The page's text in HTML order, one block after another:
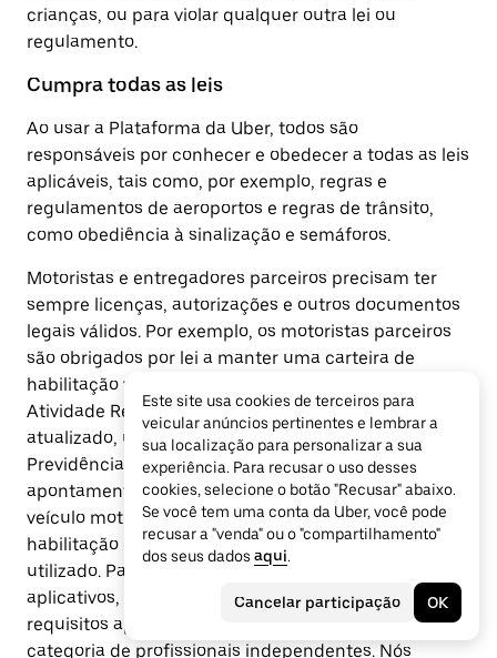
crianças, ou para violar qualquer outra lei ou
regulamento.
Cumpra todas as leis
Ao usar a Plataforma da Uber, todos são
responsáveis por conhecer e obedecer a todas as leis
aplicáveis, tais como, por exemplo, regras e
regulamentos de aeroportos e regras de trânsito,
como obediência à sinalização e semáforos.
Motoristas e entregadores parceiros precisam ter
sempre licenças, autorizações e outros documentos
legais válidos. Por exemplo, os motoristas parceiros
são obrigados por lei a manter uma carteira de
habilitação válida com a observação “Exerce
Atividade Remunerada - EAR”, o registro do veículo
atualizado, uma inscrição no Instituto Nacional de
Previdência Social (INSS) e passar nas checagens de
apontamentos criminais da Uber. Para dirigir um
veículo motorizado, é obrigatório portar a carteira de
habilitação correspondente ao tipo de veículo
utilizado. Para realizar viagens intermediadas por
aplicativos, também é necessário cumprir os
requisitos aplicáveis aos motoristas parceiros dessa
categoria de profissionais independentes. Nós
Este site usa cookies de terceiros para
veicular anúncios pertinentes e lembrar a
sua localização para personalizar a sua
experiência. Para recusar o uso desses
cookies, selecione o botão "Recusar" abaixo.
Se você tem uma conta da Uber, você pode
recusar a "venda" ou o "compartilhamento"
dos seus dados aqui.
Cancelar participação OK